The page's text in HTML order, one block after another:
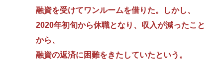
融資を受けてワンルームを借りた。しかし、
2020年初旬から休職となり、収入が減ったこと
から、
融資の返済に困難をきたしていたという。